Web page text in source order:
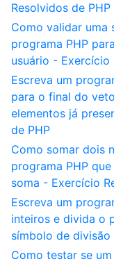
Resolvidos de PHP
Como validar uma
programa PHP
usuário - Exercício
Escreva um
para o final do
elementos já
de PHP
Como somar dois
programa PHP
soma - Exercício
Escreva um
inteiros e divida o
símbolo de
Como testar se